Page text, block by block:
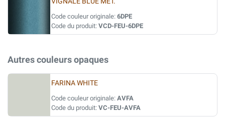
Code couleur originale: 6DPE
Code du produit: VCD-FEU-6DPE
Autres couleurs opaques
FARINA WHITE
Code couleur originale: AVFA
Code du produit: VC-FEU-AVFA